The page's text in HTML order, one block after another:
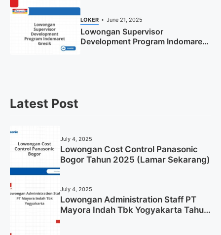
LOKER June 21, 2025
Lowongan Supervisor
Development Program Indomaret
Latest Post
July 4, 2025
Lowongan Cost Control Panasonic
Bogor Tahun 2025 (Lamar Sekarang)
July 4, 2025
Lowongan Administration Staff PT
Mayora Indah Tbk Yogyakarta Tahun